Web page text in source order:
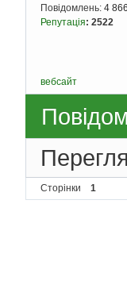
Повідомлень: 4 866
Репутація: 2522
вебсайт
Сторінки 1